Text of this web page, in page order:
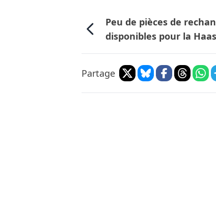
Peu de pièces de
disponibles pour la
Partage